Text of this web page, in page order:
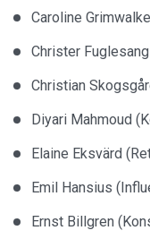
Caroline
Christer
Christian
Diyari Mahmoud
Elaine Eksvärd
Emil Hansius
Ernst Billgren